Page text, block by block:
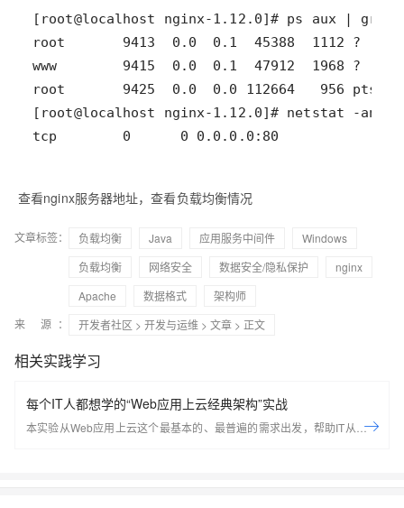
tcp        0      0 0.0.0.0:80
查看nginx服务器地址，查看负载均衡情况
文章标签： 负载均衡 Java 应用服务中间件
Windows
负载均衡
网络安全 数据安全/隐私保护
nginx
Apache
数据格式
架构师
来 源：
开发者社区 > 开发与运维 > 文章 > 正文
相关实践学习
每个IT人都想学的“Web应用上云经典架构”实战
本实验从Web应用上云这个最基本的、最普遍的需求出发，帮助IT从业者